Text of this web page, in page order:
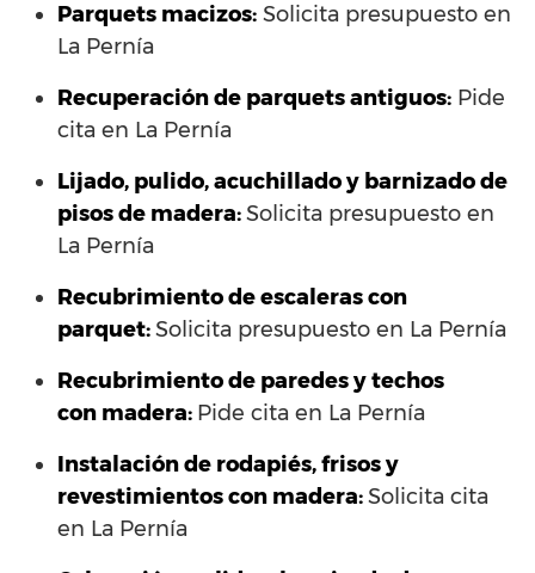
Parquets macizos: Solicita presupuesto en
La Pernía
Recuperación de parquets antiguos: Pide
cita en La Pernía
Lijado, pulido, acuchillado y barnizado de
pisos de madera:Solicita presupuesto en
La Pernía
Recubrimiento de escaleras con
parquet:Solicita presupuesto en La Pernía
Recubrimiento de paredes y techos
con madera: Pide cita en La Pernía
Instalación de rodapiés, frisos y
revestimientos con madera:Solicita cita
en La Pernía